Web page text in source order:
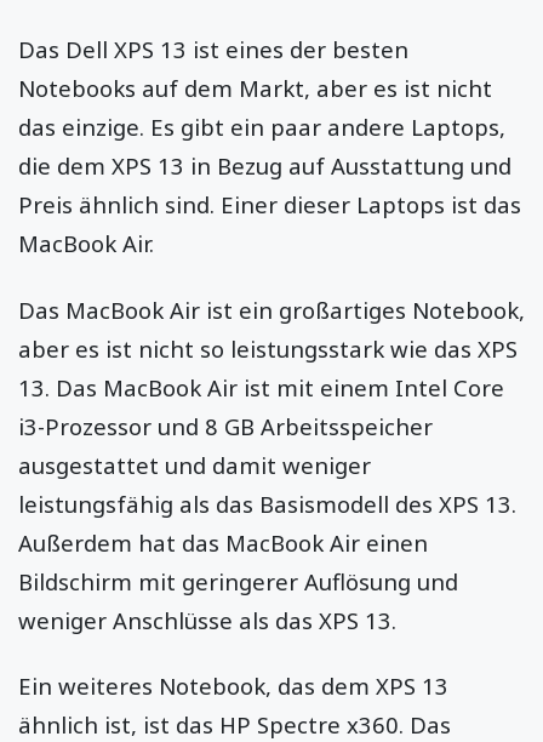
Das Dell XPS 13 ist eines der besten
Notebooks auf dem Markt, aber es ist nicht
das einzige. Es gibt ein paar andere Laptops,
die dem XPS 13 in Bezug auf Ausstattung und
Preis ähnlich sind. Einer dieser Laptops ist das
MacBook Air.
Das MacBook Air ist ein großartiges Notebook,
aber es ist nicht so leistungsstark wie das XPS
13. Das MacBook Air ist mit einem Intel Core
i3-Prozessor und 8 GB Arbeitsspeicher
ausgestattet und damit weniger
leistungsfähig als das Basismodell des XPS 13.
Außerdem hat das MacBook Air einen
Bildschirm mit geringerer Auflösung und
weniger Anschlüsse als das XPS 13.
Ein weiteres Notebook, das dem XPS 13
ähnlich ist, ist das HP Spectre x360. Das